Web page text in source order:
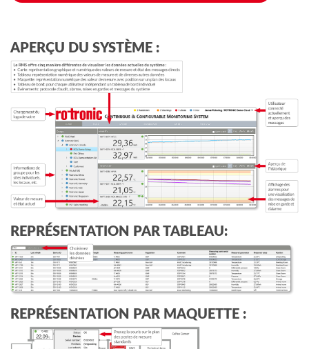
APERÇU DU SYSTÈME :
REPRÉSENTATION PAR TABLEAU:
REPRÉSENTATION PAR MAQUETTE :